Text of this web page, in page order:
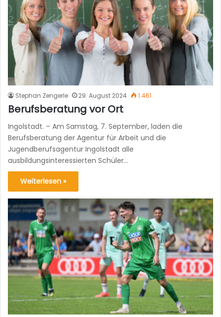
Stephan Zengerle 29. August 2024 1.461
Berufsberatung vor Ort
Ingolstadt. – Am Samstag, 7. September, laden die
Berufsberatung der Agentur für Arbeit und die
Jugendberufsagentur Ingolstadt alle
ausbildungsinteressierten Schüler…
Weiterlesen »